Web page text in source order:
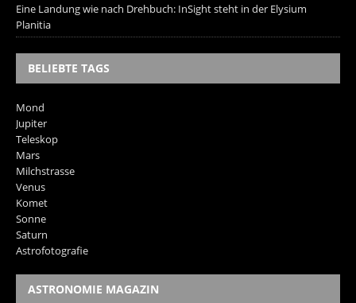
Eine Landung wie nach Drehbuch: InSight steht in der Elysium
Planitia
BELIEBTE TAGS
Mond
Jupiter
Teleskop
Mars
Milchstrasse
Venus
Komet
Sonne
Saturn
Astrofotografie
ASTRONOMIE MAGAZIN